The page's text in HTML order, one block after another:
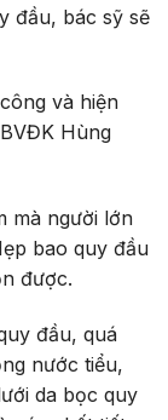
đầu, bác sỹ sẽ
và hiện
Hùng
mà người lớn
bao quy đầu
được.
đầu, quá
nước tiểu,
da bọc quy